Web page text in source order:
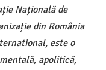
Națională de
din România
este o
apolitică,